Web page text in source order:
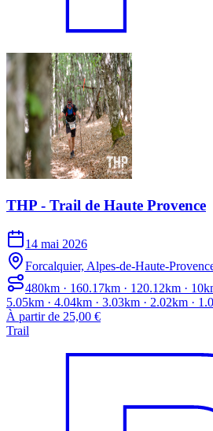
THP - Trail de Haute Provence
14 mai 2026
Forcalquier, Alpes-de-Haute-
480km · 160.17km · 120.12km ·
5.05km · 4.04km · 3.03km · 2.02km ·
À partir de 25,00 €
Trail